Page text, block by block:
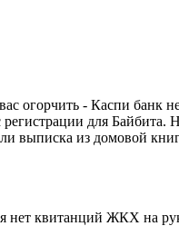
огорчить - Каспи банк
регистрации для
выписка из домовой
нет квитанций ЖКХ на